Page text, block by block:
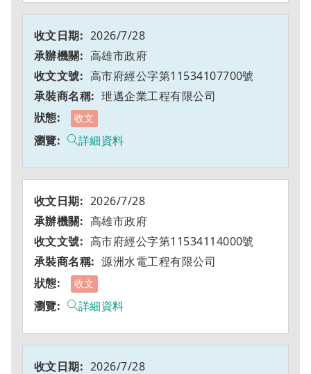
2026/7/28
高雄市政府
高市府經公字第11534107700號
玴邁企業工程有限公司
收文
詳細資料
2026/7/28
高雄市政府
高市府經公字第11534114000號
源洲水電工程有限公司
收文
詳細資料
2026/7/28